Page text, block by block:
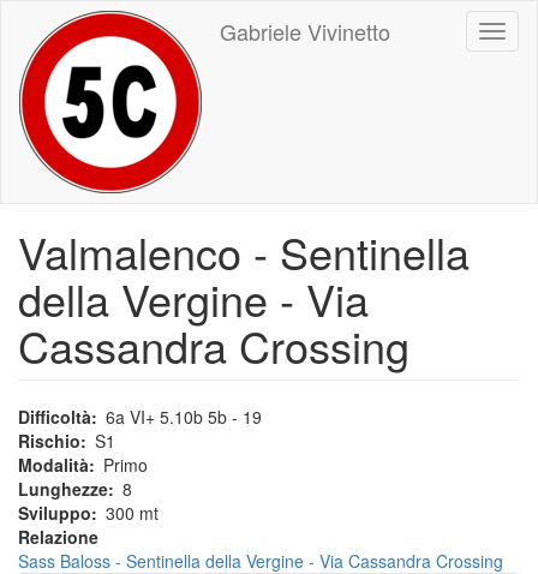
contenuto
principale
Gabriele Vivinetto
Valmalenco - Sentinella
della Vergine - Via
Cassandra Crossing
Difficoltà 6a VI+ 5.10b 5b - 19
Rischio
S1
Modalità
Primo
Lunghezze 8
Sviluppo
300 mt
Relazione
Sass Baloss - Sentinella della Vergine - Via Cassandra Crossing